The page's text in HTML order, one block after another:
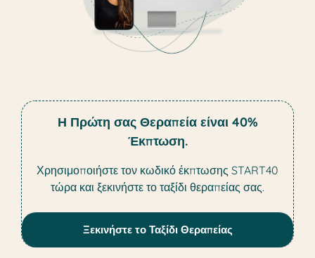
Η Πρώτη σας Θεραπεία είναι 40%
Έκπτωση.
Χρησιμοποιήστε τον κωδικό έκπτωσης START40
τώρα και ξεκινήστε το ταξίδι θεραπείας σας.
Ξεκινήστε το Ταξίδι Θεραπείας